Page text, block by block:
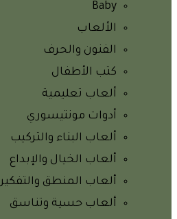
Baby
الألعاب
الفنون والحرف
كتب الأطفال
ألعاب تعليمية
أدوات مونتيسوري
ألعاب البناء والتركيب
ألعاب الخيال والإبداع
ألعاب المنطق والتفكير
ألعاب حسية وتناسق